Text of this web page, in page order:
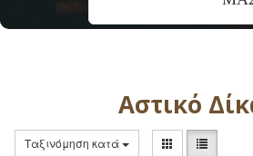
Αστικό
Ταξινόμηση κατά